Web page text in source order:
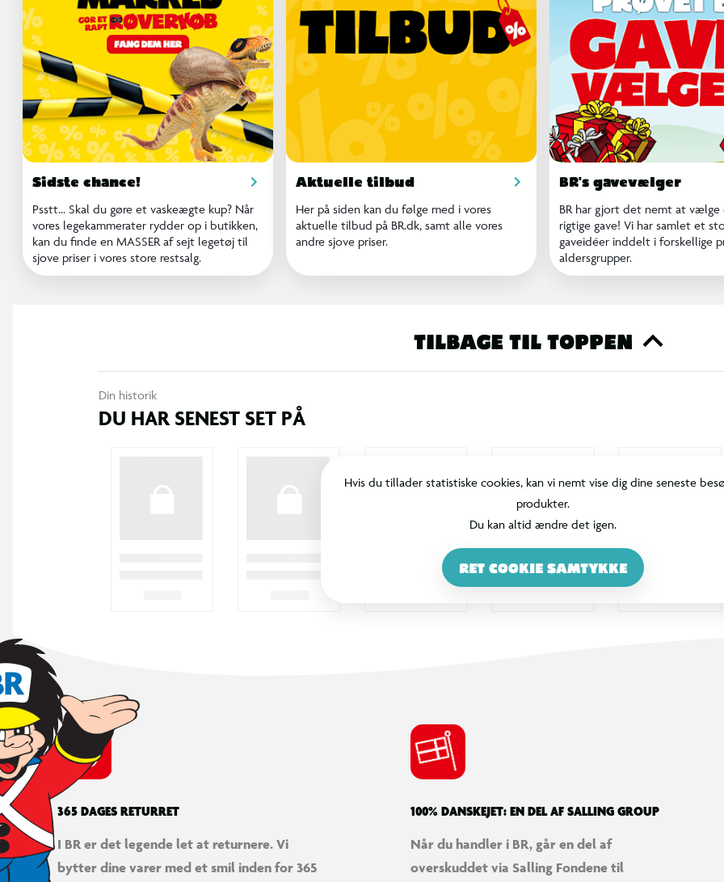
Sidste chance!
Psstt... Skal du gøre et vaskeægte kup? Når
vores legekammerater rydder op i butikken,
kan du finde en MASSER af sejt legetøj til
sjove priser i vores store restsalg.
Aktuelle tilbud
Her på siden kan du følge med i vores
aktuelle tilbud på BR.dk, samt alle vores
andre sjove priser.
BR's gavevælger
BR har gjort det nemt at
rigtige gave! Vi har samlet et
gaveidéer inddelt i forskellige
aldersgrupper.
TILBAGE TIL TOPPEN
Din historik
DU HAR SENEST SET PÅ
Hvis du tillader statistiske cookies, kan vi nemt vise dig dine seneste
produkter.
Du kan altid ændre det igen.
RET COOKIE SAMTYKKE
365 DAGES RETURRET
I BR er det legende let at returnere. Vi
bytter dine varer med et smil inden for 365
100% DANSKEJET: EN DEL AF SALLING GROUP
Når du handler i BR, går en del af
overskuddet via Salling Fondene til